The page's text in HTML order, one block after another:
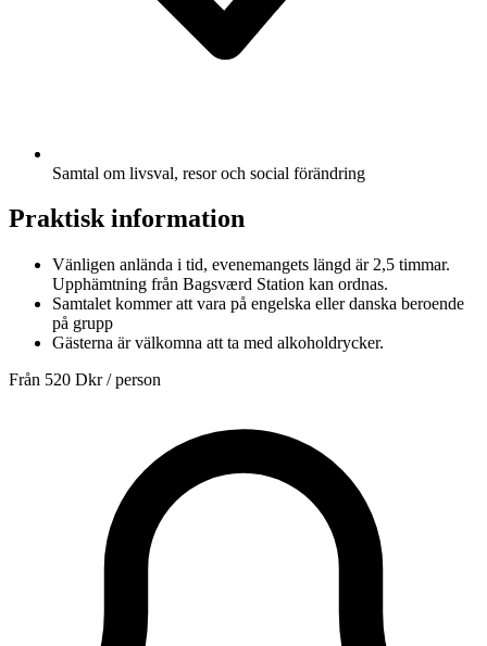
Samtal om livsval, resor och social förändring
Praktisk information
Vänligen anlända i tid, evenemangets längd är 2,5 timmar.
Upphämtning från Bagsværd Station kan ordnas.
Samtalet kommer att vara på engelska eller danska beroende
på grupp
Gästerna är välkomna att ta med alkoholdrycker.
Från 520 Dkr/ person